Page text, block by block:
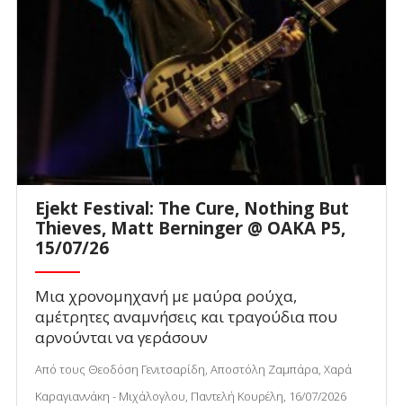
Ejekt Festival: The Cure, Nothing But
Thieves, Matt Berninger @ ΟΑΚΑ P5,
15/07/26
Μια χρονομηχανή με μαύρα ρούχα,
αμέτρητες αναμνήσεις και τραγούδια που
αρνούνται να γεράσουν
Από τους Θεοδόση Γενιτσαρίδη, Αποστόλη Ζαμπάρα, Χαρά
Καραγιαννάκη - Μιχάλογλου, Παντελή Κουρέλη, 16/07/2026